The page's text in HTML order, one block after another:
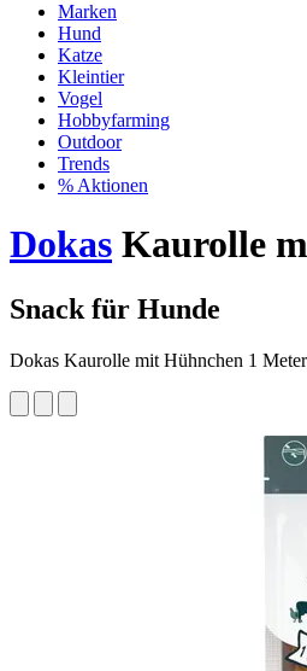
Marken
Hund
Katze
Kleintier
Vogel
Hobbyfarming
Outdoor
Trends
% Aktionen
Dokas Kaurolle
Snack für Hunde
Dokas Kaurolle mit Hühnchen 1 Meter